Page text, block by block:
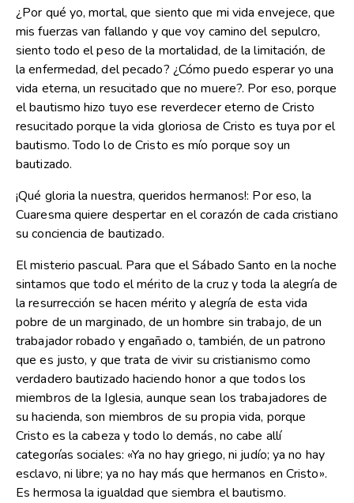
¿Por qué yo, mortal, que siento que mi vida envejece, que
mis fuerzas van fallando y que voy camino del sepulcro,
siento todo el peso de la mortalidad, de la limitación, de
la enfermedad, del pecado? ¿Cómo puedo esperar yo una
vida eterna, un resucitado que no muere?. Por eso, porque
el bautismo hizo tuyo ese reverdecer eterno de Cristo
resucitado porque la vida gloriosa de Cristo es tuya por el
bautismo. Todo lo de Cristo es mío porque soy un
bautizado.
¡Qué gloria la nuestra, queridos hermanos!: Por eso, la
Cuaresma quiere despertar en el corazón de cada cristiano
su conciencia de bautizado.
El misterio pascual. Para que el Sábado Santo en la noche
sintamos que todo el mérito de la cruz y toda la alegría de
la resurrección se hacen mérito y alegría de esta vida
pobre de un marginado, de un hombre sin trabajo, de un
trabajador robado y engañado o, también, de un patrono
que es justo, y que trata de vivir su cristianismo como
verdadero bautizado haciendo honor a que todos los
miembros de la Iglesia, aunque sean los trabajadores de
su hacienda, son miembros de su propia vida, porque
Cristo es la cabeza y todo lo demás, no cabe allí
categorías sociales: «Ya no hay griego, ni judío; ya no hay
esclavo, ni libre; ya no hay más que hermanos en Cristo».
Es hermosa la igualdad que siembra el bautismo.